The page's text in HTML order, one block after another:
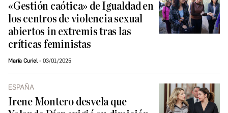
«Gestión caótica» de Igualdad en
los centros de violencia sexual
abiertos in extremis tras las
críticas feministas
María Curiel 03/01/2025
ESPAÑA
Irene Montero desvela que